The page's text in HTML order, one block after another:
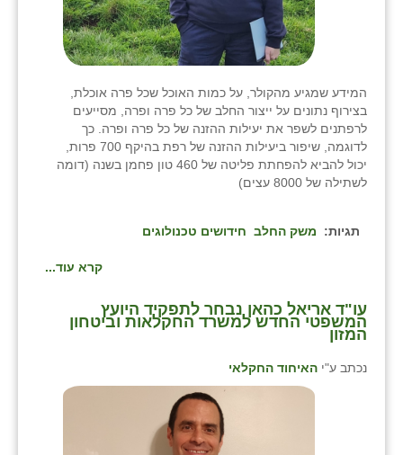
המידע שמגיע מהקולר, על כמות האוכל שכל פרה אוכלת,
בצירוף נתונים על ייצור החלב של כל פרה ופרה, מסייעים
לרפתנים לשפר את יעילות ההזנה של כל פרה ופרה. כך
לדוגמה, שיפור ביעילות ההזנה של רפת בהיקף 700 פרות,
יכול להביא להפחתת פליטה של 460 טון פחמן בשנה (דומה
לשתילה של 8000 עצים)
תגיות: משק החלב חידושים טכנולוגים
קרא עוד...
עו"ד אריאל כהאן נבחר לתפקיד היועץ
המשפטי החדש למשרד החקלאות וביטחון
המזון
נכתב ע"י האיחוד החקלאי